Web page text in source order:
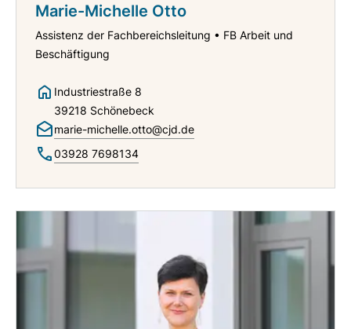
Marie-Michelle Otto
Assistenz der Fachbereichsleitung • FB Arbeit und
Beschäftigung
Industriestraße 8
39218 Schönebeck
marie-michelle.otto@cjd.de
03928 7698134